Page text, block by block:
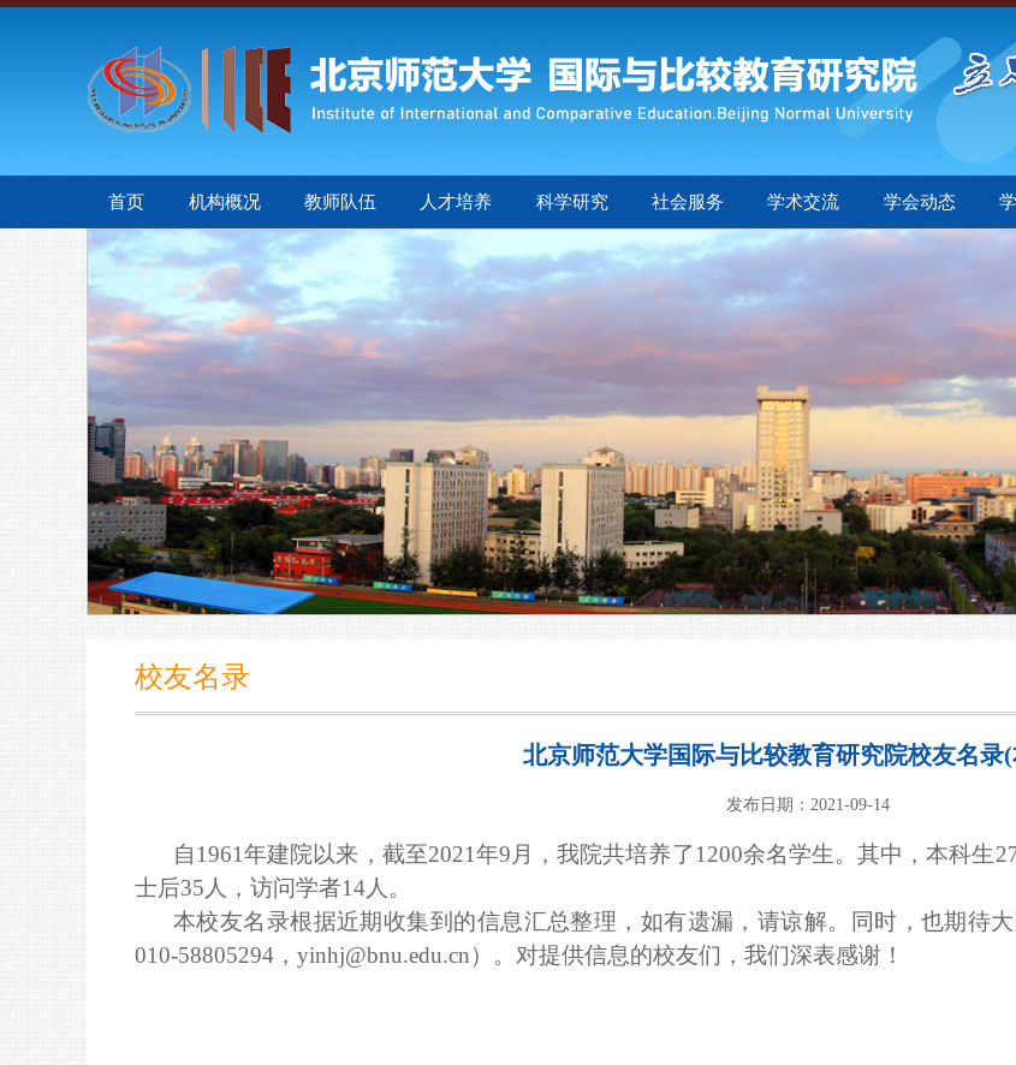
首页 机构概况 教师队伍 人才培养 科学研究 社会服务 学术交流 学会动态
校友名录
北京师范大学国际与比较教育研究院校友名录
发布日期：2021-09-14
自1961年建院以来， 截至2021年9月，我院共培养了1200余名学生。其中 ，本科生2
士后35人，访问学者14人 。
本校友名录根据近期收集到的信息汇总整理 ，如有遗漏，请谅解。同时，也期待
010-58805294 ， yinhj@bnu.edu.cn）。 对提供信息的校友们，我们深表感谢！